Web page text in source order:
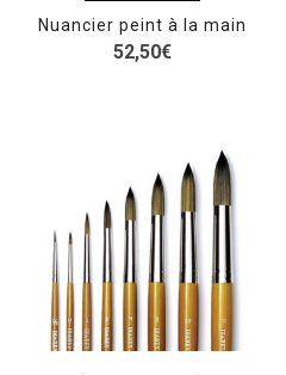
Nuancier peint à la main
52,50€